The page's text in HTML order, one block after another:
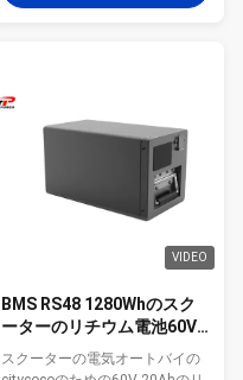
mΩ おおよその重量: 26のkg 証
電電池のパック 豊富な原料資
源、コバルトの酸化物の1/5につ
いての安価 高熱-高温の下で作動
のために適した安定性 長期保管
の生命 有毒な材料無し、環境の
友好的 高い...
VIDEO
BMS RS48 1280Whのスク
ーターのリチウム電池60V
20Ah 2000は循環する
スクーターの電気オートバイの